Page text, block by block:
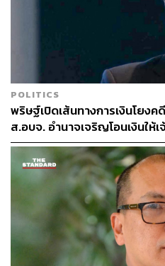
THE
กองบรรณาธิ
POLITICS
พริษฐ์เปิดเส้นทางการเงินโยง
ส.อบจ. อำนาจเจริญโอนเงินให้
สืบสวน